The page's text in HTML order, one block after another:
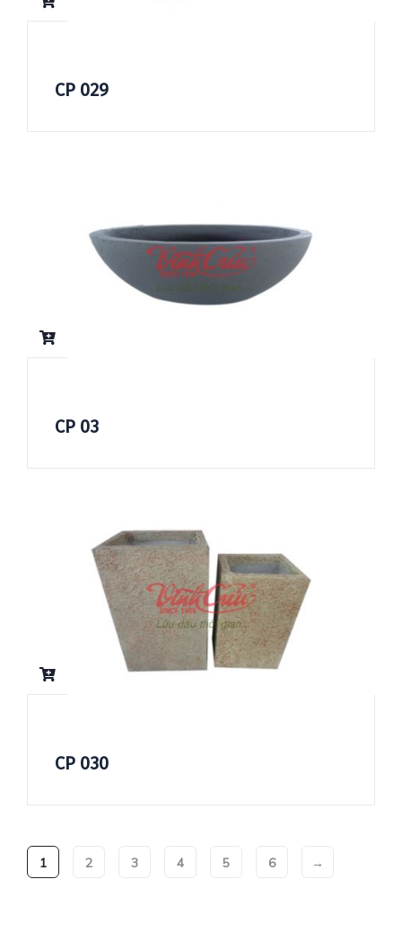
CP 029
CP 03
CP 030
1 2 3 4 5 6 →